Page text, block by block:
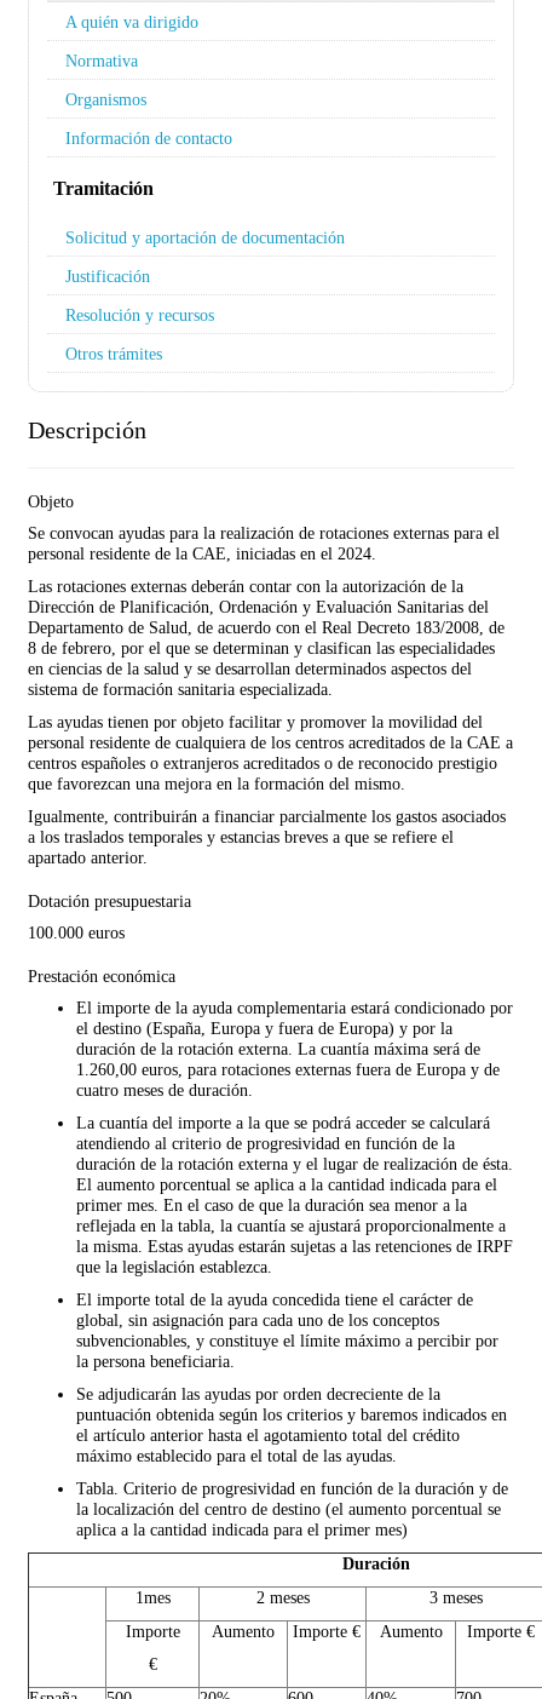
A quién va dirigido
Normativa
Organismos
Información de contacto
Tramitación
Solicitud y aportación de documentación
Justificación
Resolución y recursos
Otros trámites
Descripción
Objeto
Se convocan ayudas para la realización de rotaciones externas para el
personal residente de la CAE, iniciadas en el 2024.
Las rotaciones externas deberán contar con la autorización de la
Dirección de Planificación, Ordenación y Evaluación Sanitarias del
Departamento de Salud, de acuerdo con el Real Decreto 183/2008, de
8 de febrero, por el que se determinan y clasifican las especialidades
en ciencias de la salud y se desarrollan determinados aspectos del
sistema de formación sanitaria especializada.
Las ayudas tienen por objeto facilitar y promover la movilidad del
personal residente de cualquiera de los centros acreditados de la CAE a
centros españoles o extranjeros acreditados o de reconocido prestigio
que favorezcan una mejora en la formación del mismo.
Igualmente, contribuirán a financiar parcialmente los gastos asociados
a los traslados temporales y estancias breves a que se refiere el
apartado anterior.
Dotación presupuestaria
100.000 euros
Prestación económica
El importe de la ayuda complementaria estará condicionado por
el destino (España, Europa y fuera de Europa) y por la
duración de la rotación externa. La cuantía máxima será de
1.260,00 euros, para rotaciones externas fuera de Europa y de
cuatro meses de duración.
La cuantía del importe a la que se podrá acceder se calculará
atendiendo al criterio de progresividad en función de la
duración de la rotación externa y el lugar de realización de ésta.
El aumento porcentual se aplica a la cantidad indicada para el
primer mes. En el caso de que la duración sea menor a la
reflejada en la tabla, la cuantía se ajustará proporcionalmente a
la misma. Estas ayudas estarán sujetas a las retenciones de IRPF
que la legislación establezca.
El importe total de la ayuda concedida tiene el carácter de
global, sin asignación para cada uno de los conceptos
subvencionables, y constituye el límite máximo a percibir por
la persona beneficiaria.
Se adjudicarán las ayudas por orden decreciente de la
puntuación obtenida según los criterios y baremos indicados en
el artículo anterior hasta el agotamiento total del crédito
máximo establecido para el total de las ayudas.
Tabla. Criterio de progresividad en función de la duración y de
la localización del centro de destino (el aumento porcentual se
aplica a la cantidad indicada para el primer mes)
Duración
1mes
2 meses
3 meses
Importe
€
Aumento Importe € Aumento Importe €